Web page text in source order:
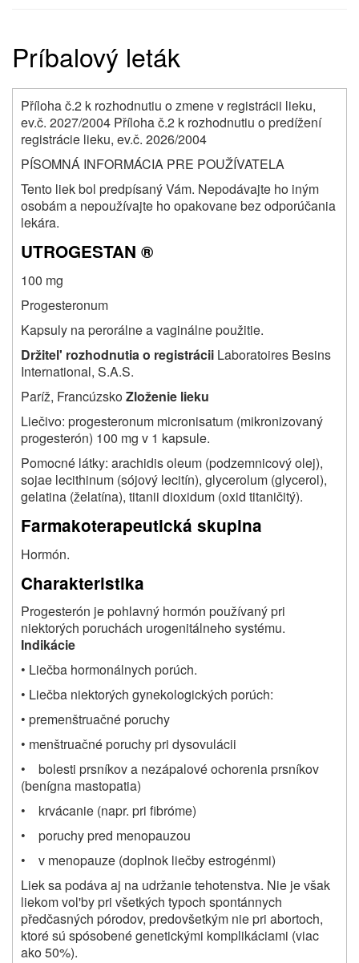
Príbalový leták
Příloha č.2 k rozhodnutiu o zmene v registrácii lieku,
ev.č. 2027/2004 Příloha č.2 k rozhodnutiu o predížení
registrácie lieku, ev.č. 2026/2004
PÍSOMNÁ INFORMÁCIA PRE POUŽÍVATELA
Tento liek bol predpísaný Vám. Nepodávajte ho iným
osobám a nepoužívajte ho opakovane bez odporúčania
lekára.
UTROGESTAN ®
100 mg
Progesteronum
Kapsuly na perorálne a vaginálne použitie.
Držitel' rozhodnutia o registrácii Laboratoires Besins
International, S.A.S.
Paríž, FrancúzskoZloženie lieku
Liečivo: progesteronum micronisatum (mikronizovaný
progesterón) 100 mg v 1 kapsule.
Pomocné látky: arachidis oleum (podzemnicový olej),
sojae lecithinum (sójový lecitín), glycerolum (glycerol),
gelatina (želatína), titanii dioxidum (oxid titaničitý).
Farmakoterapeutická skupina
Hormón.
Charakteristika
Progesterón je pohlavný hormón používaný pri
niektorých poruchách urogenitálneho systému.
Indikácie
• Liečba hormonálnych porúch.
• Liečba niektorých gynekologických porúch:
• premenštruačné poruchy
• menštruačné poruchy pri dysovulácii
• bolesti prsníkov a nezápalové ochorenia prsníkov
(benígna mastopatia)
• krvácanie (napr. pri fibróme)
• poruchy pred menopauzou
• v menopauze (doplnok liečby estrogénmi)
Liek sa podáva aj na udržanie tehotenstva. Nie je však
liekom vol'by pri všetkých typoch spontánnych
předčasných pórodov, predovšetkým nie pri abortoch,
ktoré sú spósobené genetickými komplikáciami (viac
ako 50%).